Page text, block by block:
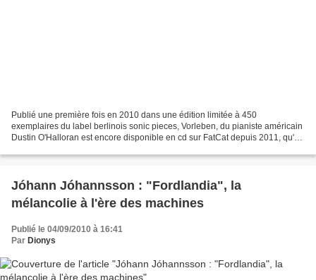
Publié une première fois en 2010 dans une édition limitée à 450
exemplaires du label berlinois sonic pieces, Vorleben, du pianiste américain
Dustin O'Halloran est encore disponible en cd sur FatCat depuis 2011, qu'on
Jóhann Jóhannsson : "Fordlandia", la
mélancolie à l'ère des machines
Publié le 04/09/2010 à 16:41
Par Dionys